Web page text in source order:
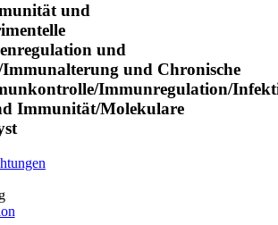
und
und
und Chronische
Immunregulation/
Immunität/Molekulare